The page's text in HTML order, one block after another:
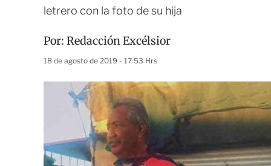
letrero con la foto de su hija
Por: Redacción Excélsior
18 de agosto de 2019 - 17:53 Hrs